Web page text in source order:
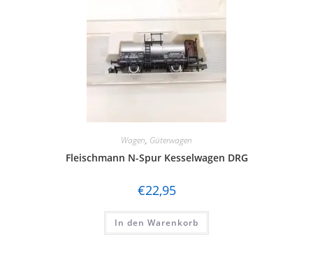
Wagen, Güterwagen
Fleischmann N-Spur Kesselwagen DRG
€22,95
In den Warenkorb